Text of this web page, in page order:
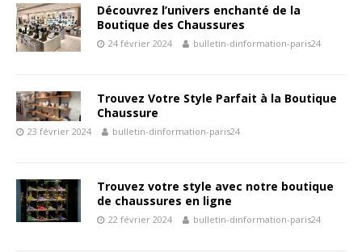
Découvrez l’univers enchanté de la
Boutique des Chaussures
24 février 2024 bulletin-dinformation-paris24
Trouvez Votre Style Parfait à la Boutique
Chaussure
23 février 2024 bulletin-dinformation-paris24
Trouvez votre style avec notre boutique
de chaussures en ligne
22 février 2024 bulletin-dinformation-paris24